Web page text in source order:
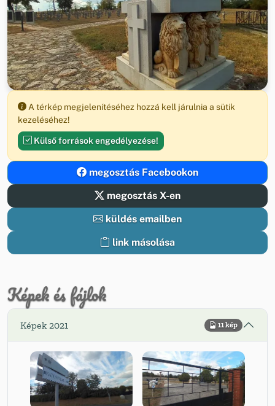
A térkép megjelenítéséhez hozzá kell járulnia a sütik
kezeléséhez!
Külső források engedélyezése!
megosztás Facebookon
megosztás X-en
küldés emailben
link másolása
Képek és fájlok
Képek 2021 11 kép